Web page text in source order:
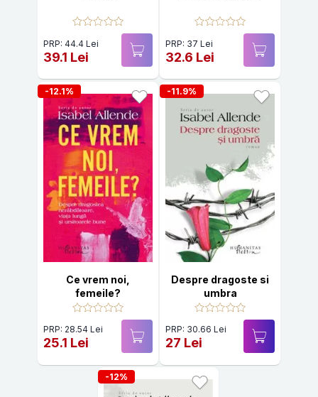
PRP: 44.4 Lei
39.1 Lei
PRP: 37 Lei
32.6 Lei
-12.1%
Ce vrem noi,
femeile?
PRP: 28.54 Lei
25.1 Lei
-11.9%
Despre dragoste si
umbra
PRP: 30.66 Lei
27 Lei
-12%